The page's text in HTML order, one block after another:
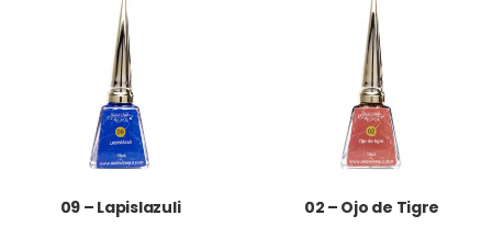
09 – Lapislazuli
02 – Ojo de Tigre